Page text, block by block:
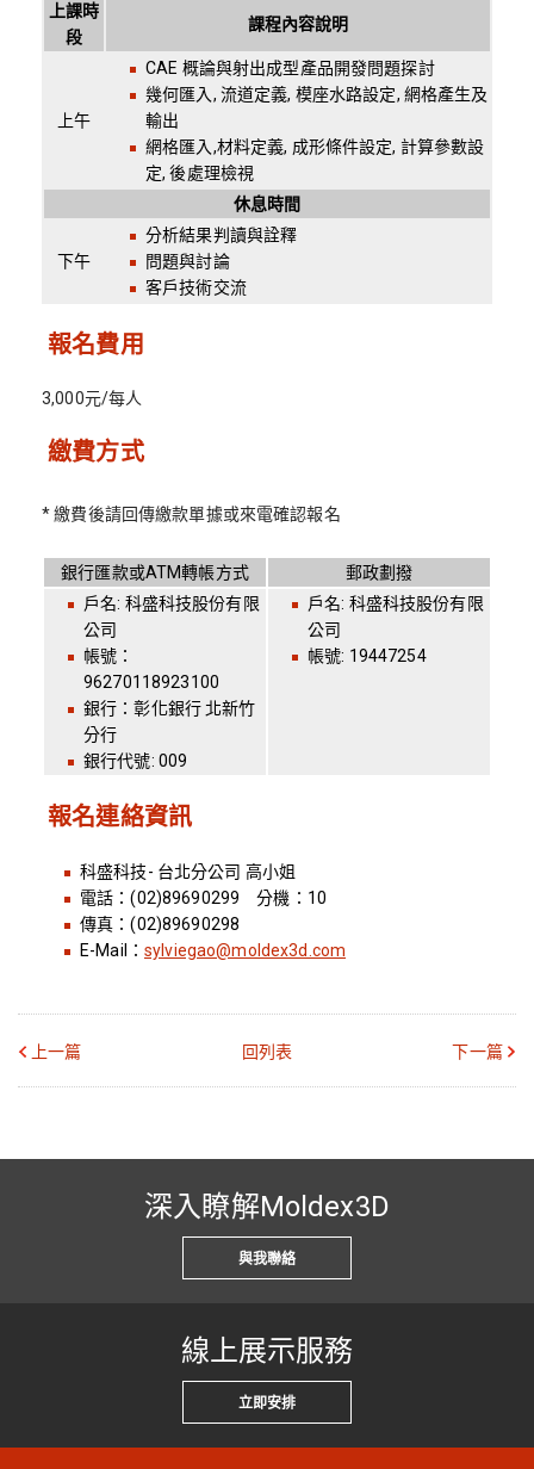
上課時
段
課程內容說明
上午
CAE 概論與射出成型產品開發問題探討
幾何匯入, 流道定義, 模座水路設定, 網格產生及
輸出
網格匯入,材料定義, 成形條件設定, 計算參數設
定, 後處理檢視
休息時間
下午
分析結果判讀與詮釋
問題與討論
客戶技術交流
報名費用
3,000元/每人
繳費方式
* 繳費後請回傳繳款單據或來電確認報名
銀行匯款或ATM轉帳方式
郵政劃撥
戶名: 科盛科技股份有限
公司
帳號：
96270118923100
銀行：彰化銀行 北新竹
分行
銀行代號: 009
戶名: 科盛科技股份有限
公司
帳號: 19447254
報名連絡資訊
科盛科技- 台北分公司 高小姐
電話：(02)89690299 分機：10
傳真：(02)89690298
E-Mail： sylviegao@moldex3d.com
上一篇 回列表 下一篇
深入瞭解Moldex3D
與我聯絡
線上展示服務
立即安排